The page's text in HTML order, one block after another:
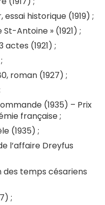
essai historique (1919) ;
Antoine » (1921) ;
actes (1921) ;
roman (1927) ;
(1935) – Prix
française ;
(1935) ;
l’affaire Dreyfus
des temps césariens
;